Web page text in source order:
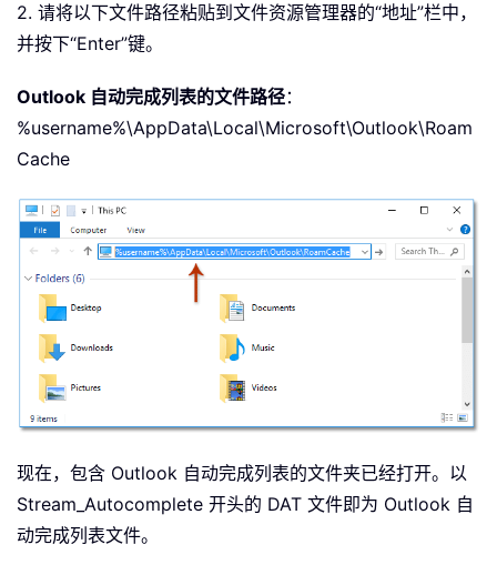
2. 请将以下文件路径粘贴到文件资源管理器的“地址”栏中，
并按下“Enter”键。
Outlook 自动完成列表的文件路径：
%username%\AppData\Local\Microsoft\Outlook\Roam
Cache
现在，包含 Outlook 自动完成列表的文件夹已经打开。以
Stream_Autocomplete 开头的 DAT 文件即为 Outlook 自
动完成列表文件。